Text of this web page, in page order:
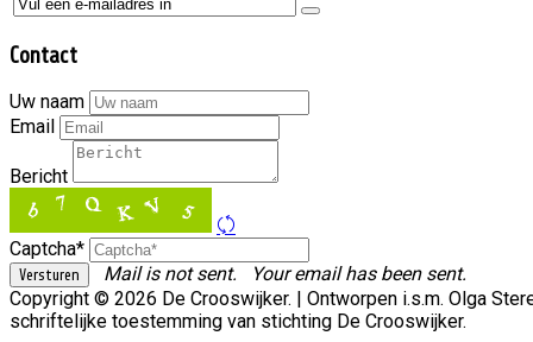
Contact
Uw naam
Email
Bericht
Captcha*
Mail is not sent.
Your email has been sent.
Copyright © 2026 De Crooswijker. | Ontworpen i.s.m. Olga
schriftelijke toestemming van stichting De Crooswijker.